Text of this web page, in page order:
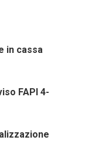
in cassa
FAPI 4-